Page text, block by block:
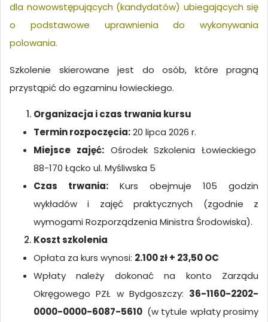
dla nowowstępujących (kandydatów) ubiegających się
o podstawowe uprawnienia do wykonywania
polowania.
Szkolenie skierowane jest do osób, które pragną
przystąpić do egzaminu łowieckiego.
Organizacja i czas trwania kursu
Termin rozpoczęcia:20 lipca 2026 r.
Miejsce zajęć:Ośrodek Szkolenia Łowieckiego
88-170 Łącko ul. Myśliwska 5
Czas trwania: Kurs obejmuje 105 godzin
wykładów i zajęć praktycznych (zgodnie z
wymogami Rozporządzenia Ministra Środowiska).
Koszt szkolenia
Opłata za kurs wynosi: 2.100 zł + 23,50 OC
Wpłaty należy dokonać na konto Zarządu
Okręgowego PZŁ w Bydgoszczy: 36-1160-2202-
0000-0000-6087-5610 (w tytule wpłaty prosimy